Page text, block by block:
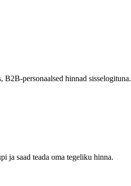
personaalsed hinnad sisselogituna.
ja saad teada oma tegeliku hinna.